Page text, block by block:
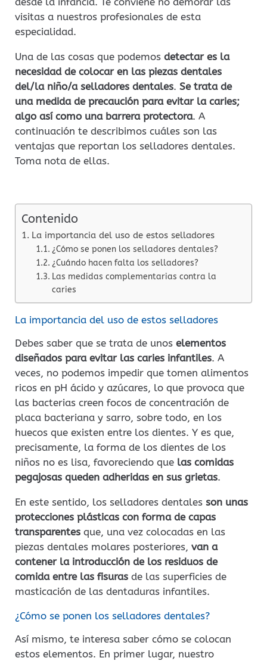
visitas a nuestros profesionales de esta
especialidad.
Una de las cosas que podemos detectar es la
necesidad de colocar en las piezas dentales
del/la niño/a selladores dentales. Se trata de
una medida de precaución para evitar la caries;
algo así como una barrera protectora. A
continuación te describimos cuáles son las
ventajas que reportan los selladores dentales.
Toma nota de ellas.
Contenido
La importancia del uso de estos selladores
¿Cómo se ponen los selladores dentales?
¿Cuándo hacen falta los selladores?
Las medidas complementarias contra la
caries
La importancia del uso de estos selladores
Debes saber que se trata de unos elementos
diseñados para evitar las caries infantiles. A
veces, no podemos impedir que tomen alimentos
ricos en pH ácido y azúcares, lo que provoca que
las bacterias creen focos de concentración de
placa bacteriana y sarro, sobre todo, en los
huecos que existen entre los dientes. Y es que,
precisamente, la forma de los dientes de los
niños no es lisa, favoreciendo que las comidas
pegajosas queden adheridas en sus grietas.
En este sentido, los selladores dentales son unas
protecciones plásticas con forma de capas
transparentes que, una vez colocadas en las
piezas dentales molares posteriores, van a
contener la introducción de los residuos de
comida entre las fisuras de las superficies de
masticación de las dentaduras infantiles.
¿Cómo se ponen los selladores dentales?
Así mismo, te interesa saber cómo se colocan
estos elementos. En primer lugar, nuestro